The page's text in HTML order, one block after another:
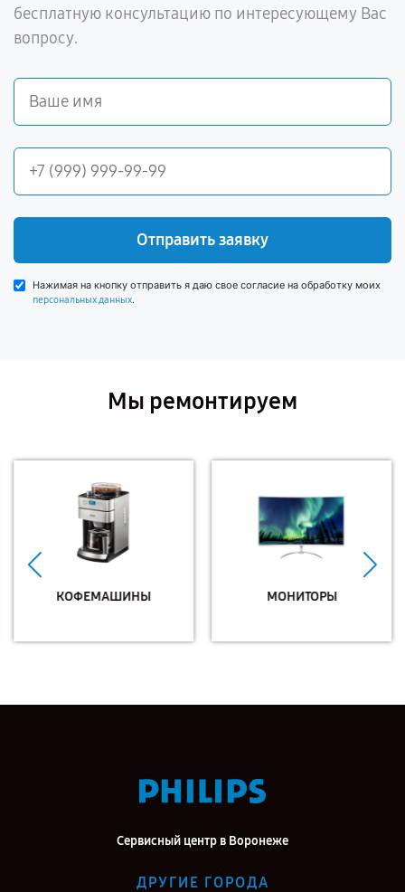
бесплатную консультацию по интересующему Вас
вопросу.
Отправить заявку
Нажимая на кнопку отправить я даю свое согласие на обработку моих
персональных данных.
Мы ремонтируем
КОФЕМАШИНЫ МОНИТОРЫ
Сервисный центр в Воронеже
ДРУГИЕ ГОРОДА